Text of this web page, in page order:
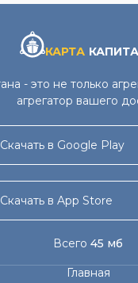
КАРТА
- это не только
агрегатор вашего
Скачать в Google Play
Скачать в App Store
Всего 45 мб
Главная